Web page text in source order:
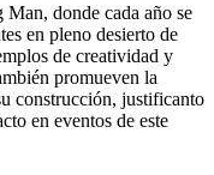
donde cada año se
en pleno desierto de
de creatividad y
promueven la
construcción, justificanto
en eventos de este